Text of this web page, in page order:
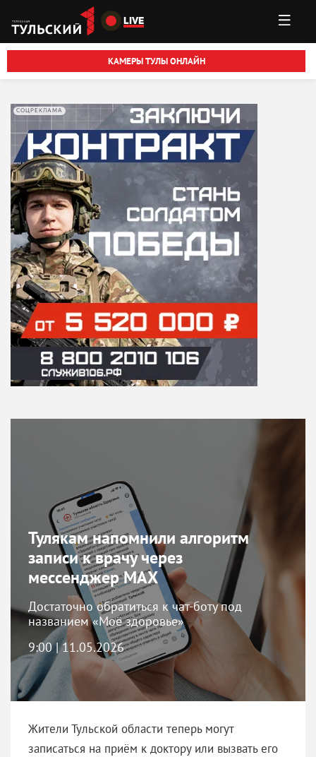
Перейти к основному содержанию
LIVE
КАМЕРЫ ТУЛЫ ОНЛАЙН
СОЦРЕКЛАМА
Тулякам напомнили алгоритм
записи к врачу через
мессенджер МАХ
Достаточно обратиться к чат-боту под
названием «Моё здоровье»
9:00 | 11.05.2026
Жители Тульской области теперь могут
записаться на приём к доктору или вызвать его